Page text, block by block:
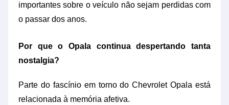
importantes sobre o veículo não sejam perdidas com
o passar dos anos.
Por que o Opala continua despertando tanta
nostalgia?
Parte do fascínio em torno do Chevrolet Opala está
relacionada à memória afetiva.